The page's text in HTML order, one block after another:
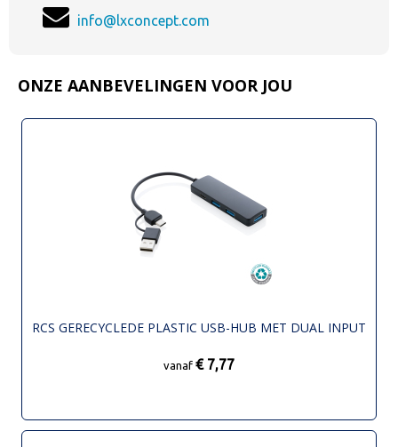
info@lxconcept.com
ONZE AANBEVELINGEN VOOR JOU
RCS GERECYCLEDE PLASTIC USB-HUB MET DUAL INPUT
vanaf € 7,77